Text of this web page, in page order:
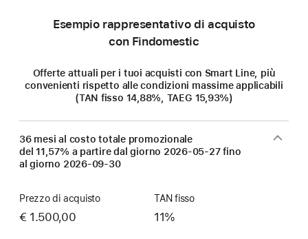
Esempio rappresentativo di acquisto
con Findomestic
Offerte attuali per i tuoi acquisti con Smart Line, più
convenienti rispetto alle condizioni massime applicabili
(TAN fisso 14,88%, TAEG 15,93%)
36 mesi al costo totale promozionale
del 11,57% a partire dal giorno 2026-05-27fino
al giorno 2026-09-30
Prezzo di acquisto
€ 1.500,00
TAN fisso
11%